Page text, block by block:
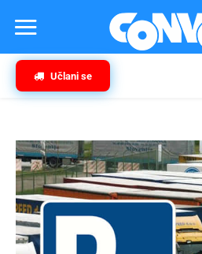
Učlani se